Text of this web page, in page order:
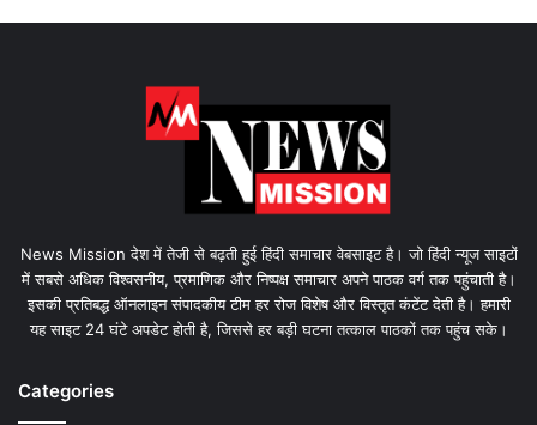
News Mission देश में तेजी से बढ़ती हुई हिंदी समाचार वेबसाइट है। जो हिंदी न्यूज साइटों
में सबसे अधिक विश्वसनीय, प्रमाणिक और निष्पक्ष समाचार अपने पाठक वर्ग तक पहुंचाती है।
इसकी प्रतिबद्ध ऑनलाइन संपादकीय टीम हर रोज विशेष और विस्तृत कंटेंट देती है। हमारी
यह साइट 24 घंटे अपडेट होती है, जिससे हर बड़ी घटना तत्काल पाठकों तक पहुंच सके।
Categories